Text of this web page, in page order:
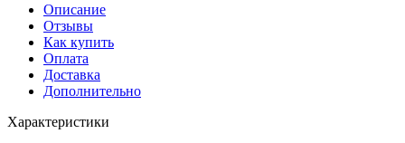
Описание
Отзывы
Как купить
Оплата
Доставка
Дополнительно
Характеристики